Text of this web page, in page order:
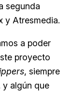
segunda
y Atresmedia.
a poder
proyecto
, siempre
algún que